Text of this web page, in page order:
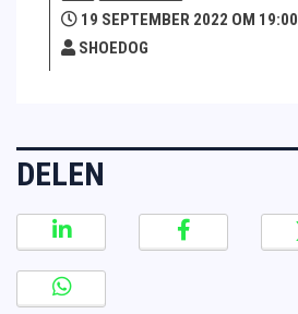
19 SEPTEMBER 2022 OM 19:00
SHOEDOG
DELEN